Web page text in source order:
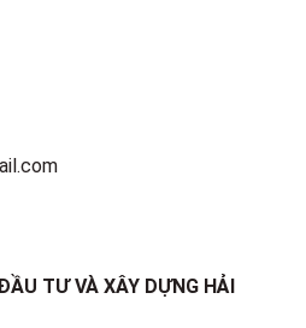
TƯ VÀ XÂY DỰNG HẢI